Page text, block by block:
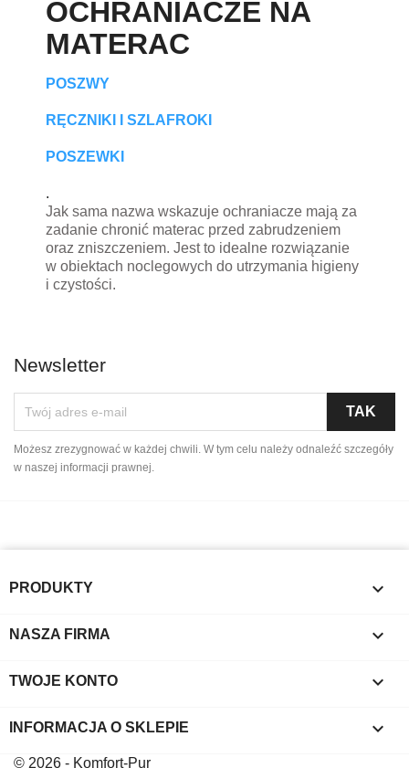
OCHRANIACZE NA
MATERAC
POSZWY
RĘCZNIKI I SZLAFROKI
POSZEWKI
.
Jak sama nazwa wskazuje ochraniacze mają za
zadanie chronić materac przed zabrudzeniem
oraz zniszczeniem. Jest to idealne rozwiązanie
w obiektach noclegowych do utrzymania higieny
i czystości.
Newsletter
Możesz zrezygnować w każdej chwili. W tym celu należy odnaleźć szczegóły
w naszej informacji prawnej.
PRODUKTY 
NASZA FIRMA 
TWOJE KONTO 
INFORMACJA O SKLEPIE keyboard_arrow_down
© 2026 - Komfort-Pur